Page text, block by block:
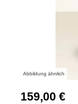
Abbildung ähnlich
Regulärer Preis:
159,00 €